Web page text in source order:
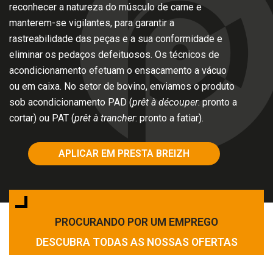
reconhecer a natureza do músculo de carne e
manterem-se vigilantes, para garantir a
rastreabilidade das peças e a sua conformidade e
eliminar os pedaços defeituosos. Os técnicos de
acondicionamento efetuam o ensacamento a vácuo
ou em caixa. No setor de bovino, enviamos o produto
sob acondicionamento PAD (prêt à découper: pronto a
cortar) ou PAT (prêt à trancher: pronto a fatiar).
APLICAR EM PRESTA BREIZH
PROCURANDO POR UM EMPREGO
DESCUBRA TODAS AS NOSSAS OFERTAS